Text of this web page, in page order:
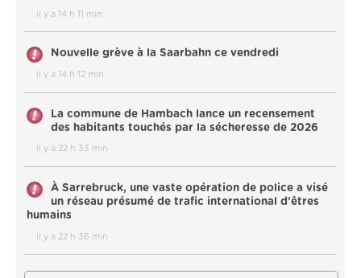
il y a 14 h 11 min
Nouvelle grève à la Saarbahn ce vendredi
il y a 14 h 12 min
La commune de Hambach lance un recensement
des habitants touchés par la sécheresse de 2026
il y a 22 h 33 min
À Sarrebruck, une vaste opération de police a visé
un réseau présumé de trafic international d’êtres
humains
il y a 22 h 36 min